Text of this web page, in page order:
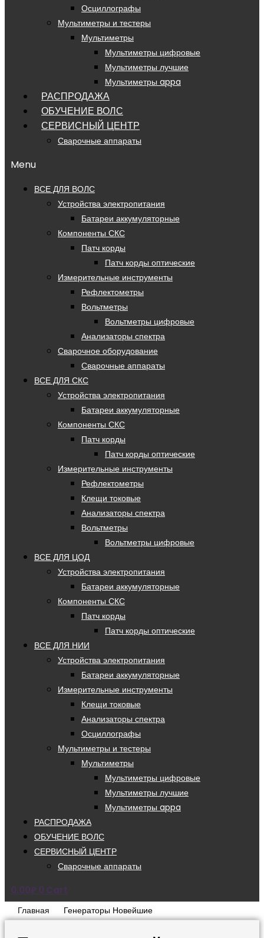
Осциллографы
Мультиметры и тестеры
Мультиметры
Мультиметры цифровые
Мультиметры лучшие
Мультиметры appa
РАСПРОДАЖА
ОБУЧЕНИЕ ВОЛС
СЕРВИСНЫЙ ЦЕНТР
Сварочные аппараты
Menu
ВСЕ ДЛЯ ВОЛС
Устройства электропитания
Батареи аккумуляторные
Компоненты СКС
Патч корды
Патч корды оптические
Измерительные инструменты
Рефлектометры
Вольтметры
Вольтметры цифровые
Анализаторы спектра
Сварочное оборудование
Сварочные аппараты
ВСЕ ДЛЯ СКС
Устройства электропитания
Батареи аккумуляторные
Компоненты СКС
Патч корды
Патч корды оптические
Измерительные инструменты
Рефлектометры
Клещи токовые
Анализаторы спектра
Вольтметры
Вольтметры цифровые
ВСЕ ДЛЯ ЦОД
Устройства электропитания
Батареи аккумуляторные
Компоненты СКС
Патч корды
Патч корды оптические
ВСЕ ДЛЯ НИИ
Устройства электропитания
Батареи аккумуляторные
Измерительные инструменты
Клещи токовые
Анализаторы спектра
Осциллографы
Мультиметры и тестеры
Мультиметры
Мультиметры цифровые
Мультиметры лучшие
Мультиметры appa
РАСПРОДАЖА
ОБУЧЕНИЕ ВОЛС
СЕРВИСНЫЙ ЦЕНТР
Сварочные аппараты
0.00₽ 0 Cart
Главная Генераторы Новейшие